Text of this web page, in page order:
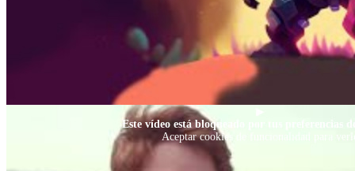
Este vídeo está bloqueado por tus preferencias
Aceptar cookies de funcionalidad para